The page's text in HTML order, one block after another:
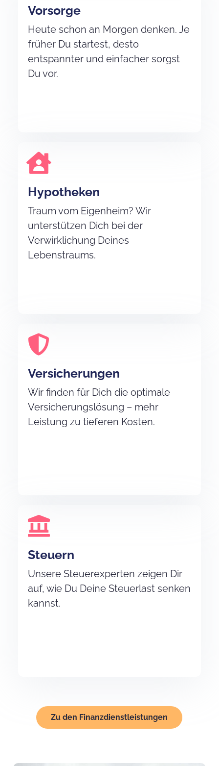
Vorsorge
Heute schon an Morgen denken. Je
früher Du startest, desto
entspannter und einfacher sorgst
Du vor.
Hypotheken
Traum vom Eigenheim? Wir
unterstützen Dich bei der
Verwirklichung Deines
Lebenstraums.
Versicherungen
Wir finden für Dich die optimale
Versicherungslösung – mehr
Leistung zu tieferen Kosten.
Steuern
Unsere Steuerexperten zeigen Dir
auf, wie Du Deine Steuerlast senken
kannst.
Zu den Finanzdienstleistungen